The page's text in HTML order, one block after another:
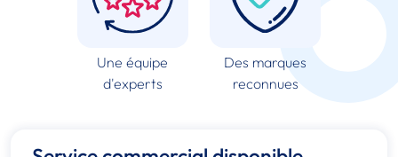
Une équipe
d'experts
Des marques
reconnues